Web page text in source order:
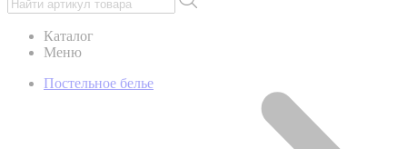
Каталог
Меню
Постельное белье